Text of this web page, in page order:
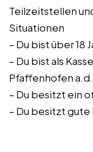
Teilzeitstellen
Situationen
– Du bist über 18
– Du bist als
Pfaffenhofen
– Du besitzt ein
– Du besitzt